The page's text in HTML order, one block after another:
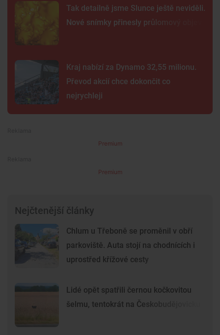
Tak detailně jsme Slunce ještě neviděli.
Nové snímky přinesly průlomový objev
Kraj nabízí za Dynamo 32,55 milionu.
Převod akcií chce dokončit co
nejrychleji
Premium
Premium
Nejčtenější články
Chlum u Třeboně se proměnil v obří
parkoviště. Auta stojí na chodnících i
uprostřed křížové cesty
Lidé opět spatřili černou kočkovitou
šelmu, tentokrát na Českobudějovicku